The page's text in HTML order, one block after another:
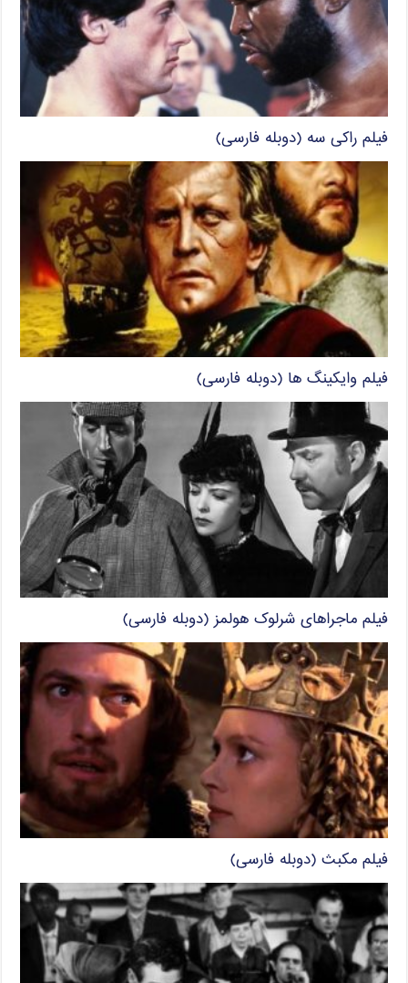
فیلم راکی سه (دوبله فارسی)
فیلم وایکینگ ها (دوبله فارسی)
فیلم ماجراهای شرلوک هولمز (دوبله فارسی)
فیلم مکبث (دوبله فارسی)